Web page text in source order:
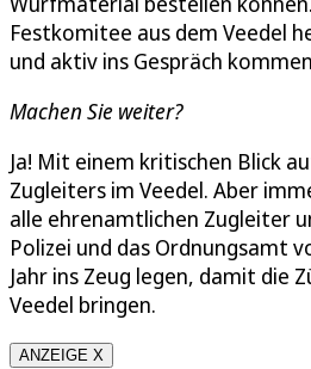
Festkomitee aus dem Veedel
und aktiv ins Gespräch
Machen Sie weiter?
Ja! Mit einem kritischen Blick
Zugleiters im Veedel. Aber
alle ehrenamtlichen Zugleiter
Polizei und das Ordnungsamt
Jahr ins Zeug legen, damit die
Veedel bringen.
ANZEIGE X